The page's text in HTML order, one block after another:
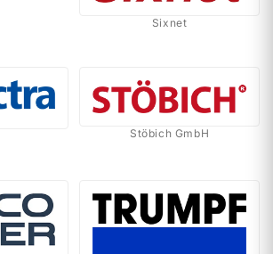
Sixnet
Stöbich GmbH